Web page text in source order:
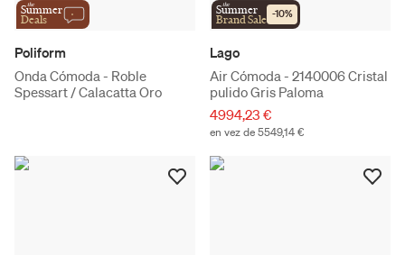
the
Summer
Deals
Poliform
Onda Cómoda - Roble
Spessart / Calacatta Oro
the
Summer
Brand Sale -10%
Lago
Air Cómoda - 2140006 Cristal
pulido Gris Paloma
4994,23 €
en vez de 5549,14 €